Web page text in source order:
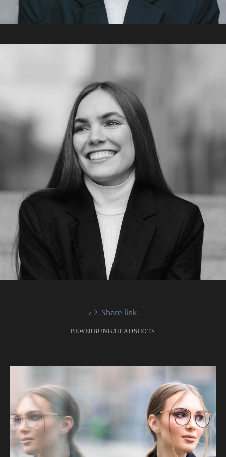
Share link
BEWERBUNG/HEADSHOTS